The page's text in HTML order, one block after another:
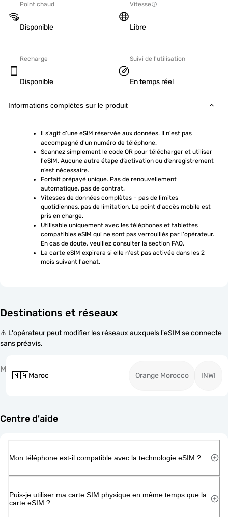
Point chaud
Disponible
Vitesse
Libre
Recharge
Disponible
Suivi de l'utilisation
En temps réel
Informations complètes sur le produit
Il s’agit d’une eSIM réservée aux données. Il n'est pas
accompagné d'un numéro de téléphone.
Scannez simplement le code QR pour télécharger et utiliser
l'eSIM. Aucune autre étape d’activation ou d’enregistrement
n’est nécessaire.
Forfait prépayé unique. Pas de renouvellement
automatique, pas de contrat.
Vitesses de données complètes – pas de limites
quotidiennes, pas de limitation. Le point d'accès mobile est
pris en charge.
Utilisable uniquement avec les téléphones et tablettes
compatibles eSIM qui ne sont pas verrouillés par l'opérateur.
En cas de doute, veuillez consulter la section FAQ.
La carte eSIM expirera si elle n'est pas activée dans les 2
mois suivant l'achat.
Destinations et réseaux
⚠️ L'opérateur peut modifier les réseaux auxquels l'eSIM se connecte
sans préavis.
M
🇲🇦Maroc Orange Morocco INWI
Centre d'aide
Mon téléphone est-il compatible avec la technologie eSIM ?
Puis-je utiliser ma carte SIM physique en même temps que la
carte eSIM ?